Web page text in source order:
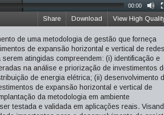
00:00
View High
Download
Share
de uma metodologia de gestão que forneça
de expansão horizontal e vertical de redes
atingidas compreendem: (i) identificação e
na análise e priorização de investimentos
de energia elétrica; (ii) desenvolvimento
de expansão horizontal e vertical de
da metodologia em ambiente
testada e validada em aplicações reais.